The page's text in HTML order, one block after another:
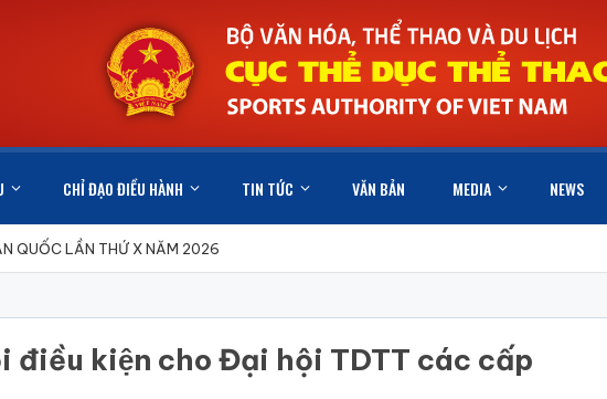
CHỈ ĐẠO ĐIỀU HÀNH TIN TỨC VĂN BẢN MEDIA NEWS
QUỐC LẦN THỨ X NĂM 2026
điều kiện cho Đại hội TDTT các cấp